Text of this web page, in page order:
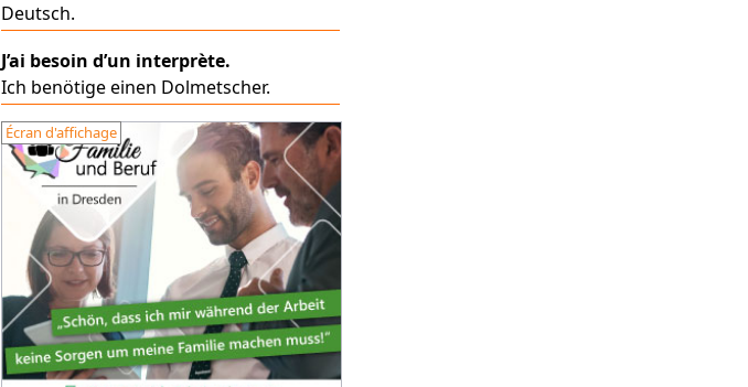
Deutsch.
J’ai besoin d’un interprète.
Ich benötige einen Dolmetscher.
Écran d'affichage